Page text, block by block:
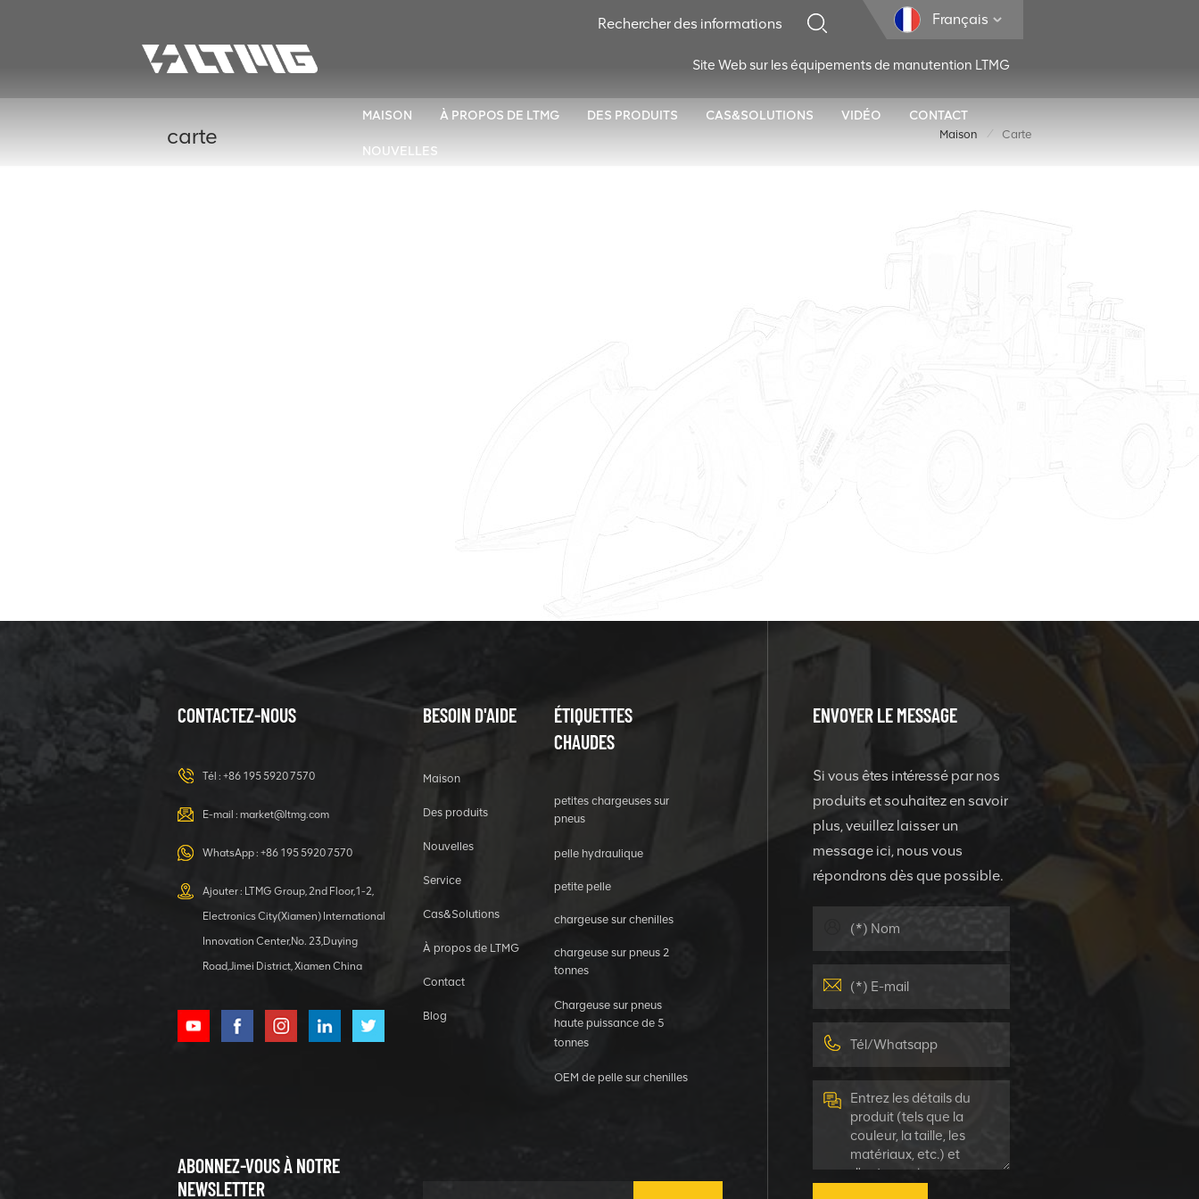
Français
Site Web sur les équipements de manutention LTMG
MAISON À PROPOS DE LTMG DES PRODUITS CAS&SOLUTIONS VIDÉO CONTACT
NOUVELLES
carte Maison / Carte
CONTACTEZ-NOUS
Tél : +86 195 5920 7570
E-mail : market@ltmg.com
WhatsApp : +86 195 5920 7570
Ajouter : LTMG Group, 2nd Floor,1-2,
Electronics City(Xiamen) International
Innovation Center,No. 23,Duying
Road,Jimei District, Xiamen China
BESOIN D'AIDE
Maison
Des produits
Nouvelles
Service
Cas&Solutions
À propos de LTMG
Contact
Blog
ÉTIQUETTES
CHAUDES
petites chargeuses sur
pneus
pelle hydraulique
petite pelle
chargeuse sur chenilles
chargeuse sur pneus 2
tonnes
Chargeuse sur pneus
haute puissance de 5
tonnes
OEM de pelle sur chenilles
ABONNEZ-VOUS À NOTRE
NEWSLETTER
ENVOYER LE MESSAGE
Si vous êtes intéressé par nos
produits et souhaitez en savoir
plus, veuillez laisser un
message ici, nous vous
répondrons dès que possible.